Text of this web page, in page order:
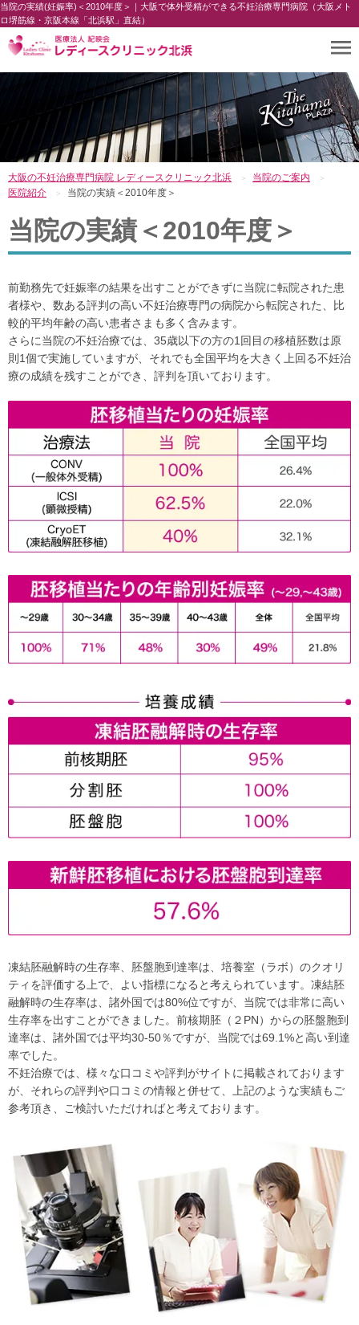
当院の実績(妊娠率)＜2010年度＞｜大阪で体外受精ができる不妊治療専門病院（大阪メト
ロ堺筋線・京阪本線「北浜駅」直結）
大阪の不妊治療専門病院 レディースクリニック北浜
当院のご案内
医院紹介
当院の実績＜2010年度＞
当院の実績＜2010年度＞
前勤務先で妊娠率の結果を出すことができずに当院に転院された患
者様や、数ある評判の高い不妊治療専門の病院から転院された、比
較的平均年齢の高い患者さまも多く含みます。
さらに当院の不妊治療では、35歳以下の方の1回目の移植胚数は原
則1個で実施していますが、それでも全国平均を大きく上回る不妊治
療の成績を残すことができ、評判を頂いております。
凍結胚融解時の生存率、胚盤胞到達率は、培養室（ラボ）のクオリ
ティを評価する上で、よい指標になると考えられています。凍結胚
融解時の生存率は、諸外国では80%位ですが、当院では非常に高い
生存率を出すことができました。前核期胚（２PN）からの胚盤胞到
達率は、諸外国では平均30-50％ですが、当院では69.1%と高い到達
率でした。
不妊治療では、様々な口コミや評判がサイトに掲載されております
が、それらの評判や口コミの情報と併せて、上記のような実績もご
参考頂き、ご検討いただければと考えております。